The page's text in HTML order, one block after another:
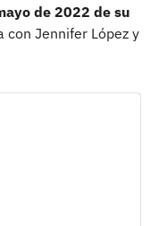
de 2022 de su
con Jennifer López y